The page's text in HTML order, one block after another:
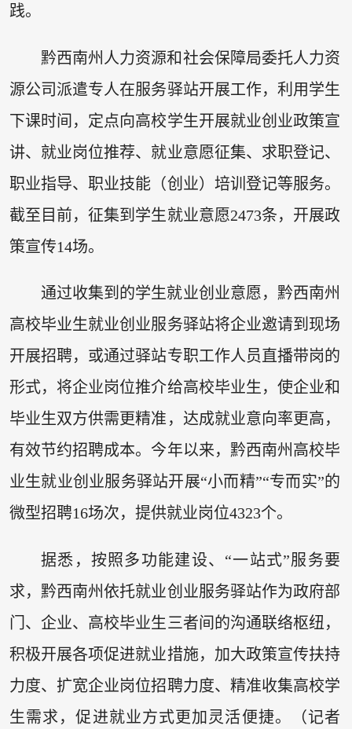
践。
黔西南州人力资源和社会保障局委托人力资
源公司派遣专人在服务驿站开展工作，利用学生
下课时间，定点向高校学生开展就业创业政策宣
讲、就业岗位推荐、就业意愿征集、求职登记、
职业指导、职业技能（创业）培训登记等服务。
截至目前，征集到学生就业意愿2473条，开展政
策宣传14场。
通过收集到的学生就业创业意愿，黔西南州
高校毕业生就业创业服务驿站将企业邀请到现场
开展招聘，或通过驿站专职工作人员直播带岗的
形式，将企业岗位推介给高校毕业生，使企业和
毕业生双方供需更精准，达成就业意向率更高，
有效节约招聘成本。今年以来，黔西南州高校毕
业生就业创业服务驿站开展“小而精”“专而实”的
微型招聘16场次，提供就业岗位4323个。
据悉，按照多功能建设、“一站式”服务要
求，黔西南州依托就业创业服务驿站作为政府部
门、企业、高校毕业生三者间的沟通联络枢纽，
积极开展各项促进就业措施，加大政策宣传扶持
力度、扩宽企业岗位招聘力度、精准收集高校学
生需求，促进就业方式更加灵活便捷。（记者